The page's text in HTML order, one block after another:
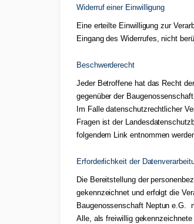
Widerruf einer Einwilligung
Eine erteilte Einwilligung zur
Eingang des Widerrufes, nicht
Beschwerderecht
Jeder Betroffene hat das Recht
gegenüber der
Im Falle datenschutzrechtlicher
Fragen ist der
folgendem Link entnommen
Erforderlichkeit der
Die Bereitstellung der
gekennzeichnet und erfolgt die
Baugenossenschaft Neptun e.G.
Alle, als freiwillig